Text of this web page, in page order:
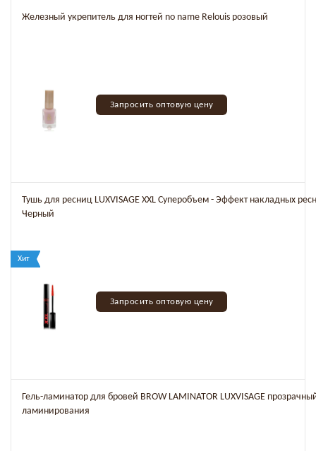
Железный укрепитель для ногтей no name Relouis розовый
Запросить оптовую цену
Тушь для ресниц LUXVISAGE XXL Суперобъем - Эффект накладных
Черный
Хит
Запросить оптовую цену
Гель-ламинатор для бровей BROW LAMINATOR LUXVISAGE
ламинирования